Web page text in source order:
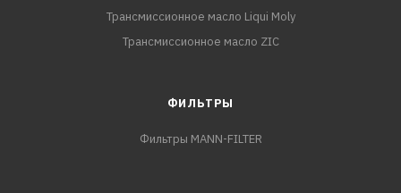
Трансмиссионное масло Liqui Moly
Трансмиссионное масло ZIC
ФИЛЬТРЫ
Фильтры MANN-FILTER